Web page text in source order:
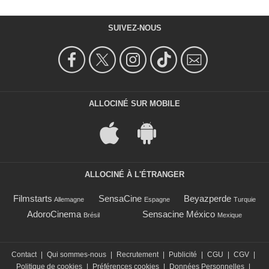
SUIVEZ-NOUS
ALLOCINÉ SUR MOBILE
ALLOCINÉ À L'ÉTRANGER
Filmstarts Allemagne SensaCine Espagne Beyazperde Turquie
AdoroCinema Brésil Sensacine México Mexique
Contact Qui sommes-nous Recrutement Publicité CGU CGV
Politique de cookies
Préférences cookies Données Personnelles